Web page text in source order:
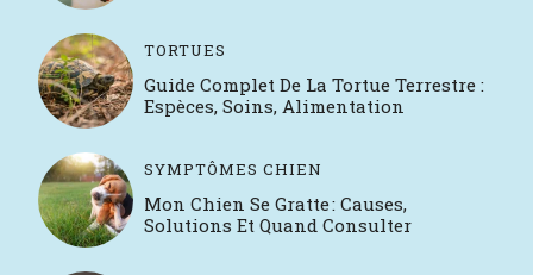
TORTUES
Guide Complet De La Tortue Terrestre :
Espèces, Soins, Alimentation
SYMPTÔMES CHIEN
Mon Chien Se Gratte : Causes,
Solutions Et Quand Consulter